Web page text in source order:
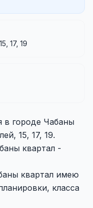
17, 19
в городе Чабаны
15, 17, 19.
квартал -
квартал имею
класса